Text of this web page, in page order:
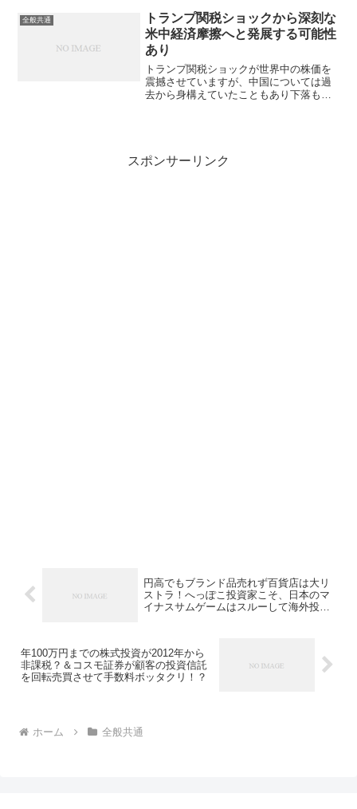
は持ち分34％を今後も維持して、残りを
TOBで取得...
全般共通
トランプ関税ショックから深刻な
米中経済摩擦へと発展する可能性
あり
トランプ関税ショックが世界中の株価を
震撼させていますが、中国については過
去から身構えていたこともあり下落も小
スポンサーリンク
円高でもブランド品売れず百貨店は大リ
ストラ！へっぽこ投資家こそ、日本のマ
イナスサムゲームはスルーして海外投資
年100万円までの株式投資が2012年から
非課税？＆コスモ証券が顧客の投資信託
を回転売買させて手数料ボッタクリ！？
ホーム 全般共通